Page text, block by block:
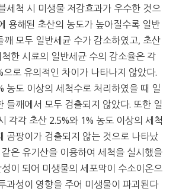
세척 시 미생물 저감효과가 우수한 것으
용해된 초산의 농도가 높아질수록 일반
깨 모두 일반세균 수가 감소하였고, 초산
한 시료의 일반세균 수의 감소율은 각
로 유의적인 차이가 나타나지 않았다.
농도 이상의 세척수로 처리하였을 때 일
들깨에서 모두 검출되지 않았다. 또한 일
각각 초산 2.5%와 1% 농도 이상의 세척
곰팡이가 검출되지 않는 것으로 나타났
은 유기산을 이용하여 세척을 실시했을
이 되어 미생물의 세포막이 수소이온으
과성이 영향을 주어 미생물이 파괴된다